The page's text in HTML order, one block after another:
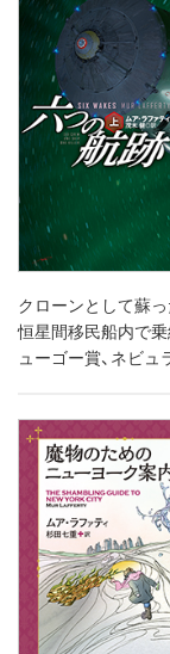
クローンとして蘇
恒星間移民船内で
ューゴー賞、ネビュ